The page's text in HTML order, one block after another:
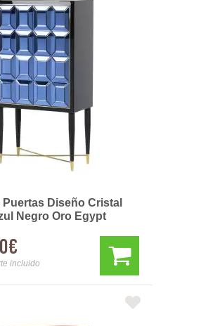
Diseño Cristal
Negro Oro Egypt
incluido